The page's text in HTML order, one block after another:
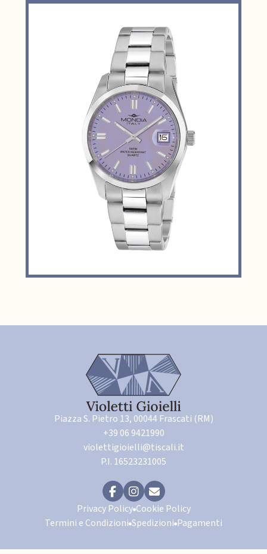
Piazza S. Pietro 13, 00044 Frascati (RM)
+39 06 9421990
violettigioielli@tiscali.it
P.I. 16523231005
Privacy Policy Cookie Policy
Termini e Condizioni Spedizioni Pagamenti